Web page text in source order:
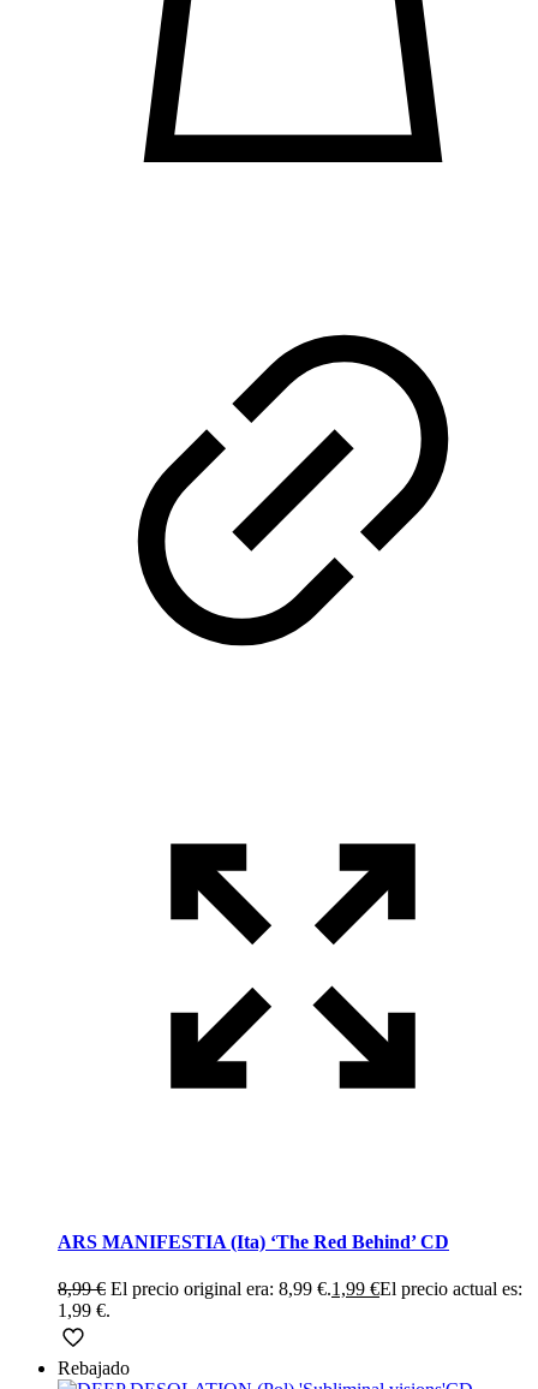
ARS MANIFESTIA (Ita) ‘The Red Behind’ CD
8,99€ El precio original era: 8,99 €.1,99 €El precio actual es:
1,99 €.
Rebajado